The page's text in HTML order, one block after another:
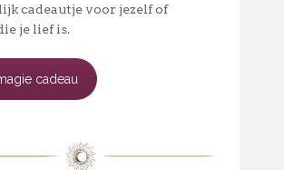
cadeautje voor jezelf of
je lief is.
cadeau